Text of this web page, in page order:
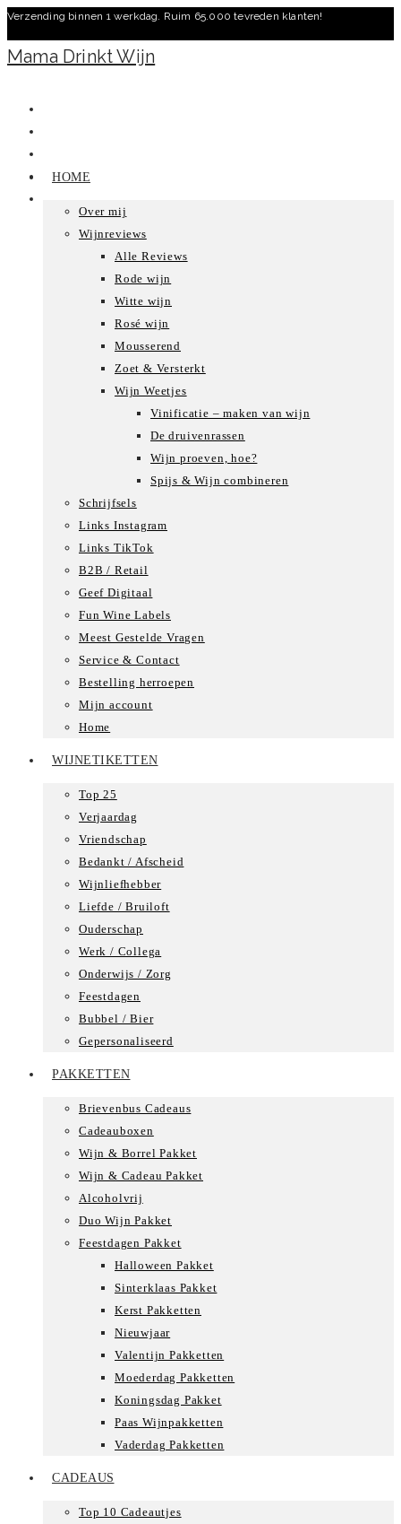
Ga
naar
inhoud
Verzending binnen 1 werkdag. Ruim 65.000 tevreden klanten!
Mama Drinkt Wijn
HOME
Over mij
Wijnreviews
Alle Reviews
Rode wijn
Witte wijn
Rosé wijn
Mousserend
Zoet & Versterkt
Wijn Weetjes
Vinificatie – maken van wijn
De druivenrassen
Wijn proeven, hoe?
Spijs & Wijn combineren
Schrijfsels
Links Instagram
Links TikTok
B2B / Retail
Geef Digitaal
Fun Wine Labels
Meest Gestelde Vragen
Service & Contact
Bestelling herroepen
Mijn account
Home
WIJNETIKETTEN
Top 25
Verjaardag
Vriendschap
Bedankt / Afscheid
Wijnliefhebber
Liefde / Bruiloft
Ouderschap
Werk / Collega
Onderwijs / Zorg
Feestdagen
Bubbel / Bier
Gepersonaliseerd
PAKKETTEN
Brievenbus Cadeaus
Cadeauboxen
Wijn & Borrel Pakket
Wijn & Cadeau Pakket
Alcoholvrij
Duo Wijn Pakket
Feestdagen Pakket
Halloween Pakket
Sinterklaas Pakket
Kerst Pakketten
Nieuwjaar
Valentijn Pakketten
Moederdag Pakketten
Koningsdag Pakket
Paas Wijnpakketten
Vaderdag Pakketten
CADEAUS
Top 10 Cadeautjes